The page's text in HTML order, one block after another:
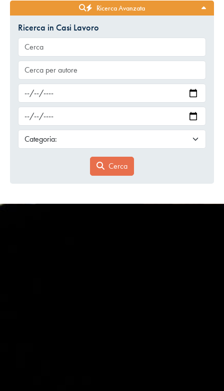
Ricerca Avanzata
Ricerca in Casi Lavoro
Cerca